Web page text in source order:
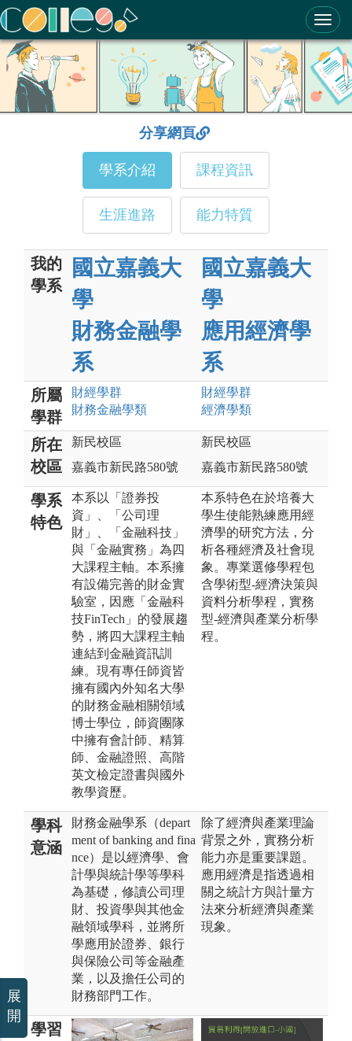
ColleGo! 大學選才與高中育才輔助系統
分享網頁
學系介紹 課程資訊
生涯進路 能力特質
我的
學系
國立嘉義大
學
財務金融學
系
國立嘉義大
學
應用經濟學
系
所屬
學群
財經學群
財務金融學類
財經學群
經濟學類
所在
校區
新民校區
嘉義市新民路580號
新民校區
嘉義市新民路580號
學系
特色
本系以「證券投
資」、「公司理
財」、「金融科技」
與「金融實務」為四
大課程主軸。本系擁
有設備完善的財金實
驗室，因應「金融科
技FinTech」的發展趨
勢，將四大課程主軸
連結到金融資訊訓
練。現有專任師資皆
擁有國內外知名大學
的財務金融相關領域
博士學位，師資團隊
中擁有會計師、精算
師、金融證照、高階
英文檢定證書與國外
教學資歷。
本系特色在於培養大
學生使能熟練應用經
濟學的研究方法，分
析各種經濟及社會現
象。專業選修學程包
含學術型-經濟決策與
資料分析學程，實務
型-經濟與產業分析學
程。
學科
意涵
財務金融學系（depart
ment of banking and fina
nce）是以經濟學、會
計學與統計學等學科
為基礎，修讀公司理
財、投資學與其他金
融領域學科，並將所
學應用於證券、銀行
與保險公司等金融產
業，以及擔任公司的
財務部門工作。
除了經濟與產業理論
背景之外，實務分析
能力亦是重要課題。
應用經濟是指透過相
關之統計方與計量方
法來分析經濟與產業
現象。
學習
展
開